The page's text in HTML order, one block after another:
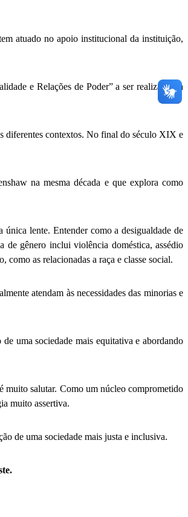
atuado no apoio institucional da instituição,
e Relações de Poder” a ser realizado na
diferentes contextos. No final do século XIX e
na mesma década e que explora como
única lente. Entender como a desigualdade de
de gênero inclui violência doméstica, assédio
como as relacionadas a raça e classe social.
atendam às necessidades das minorias e
uma sociedade mais equitativa e abordando
muito salutar. Como um núcleo comprometido
muito assertiva.
de uma sociedade mais justa e inclusiva.